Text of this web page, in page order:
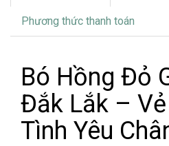
Phương thức thanh toán
Bó Hồng Đỏ
Đắk Lắk –
Tình Yêu